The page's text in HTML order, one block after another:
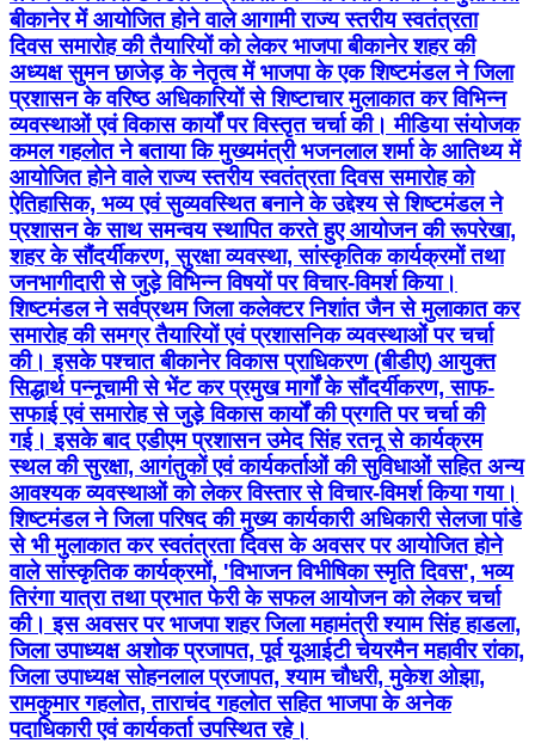
बीकानेर में आयोजित होने वाले आगामी राज्य स्तरीय स्वतंत्रता
दिवस समारोह की तैयारियों को लेकर भाजपा बीकानेर शहर की
अध्यक्ष सुमन छाजेड़ के नेतृत्व में भाजपा के एक शिष्टमंडल ने जिला
प्रशासन के वरिष्ठ अधिकारियों से शिष्टाचार मुलाकात कर विभिन्न
व्यवस्थाओं एवं विकास कार्यों पर विस्तृत चर्चा की। मीडिया संयोजक
कमल गहलोत ने बताया कि मुख्यमंत्री भजनलाल शर्मा के आतिथ्य में
आयोजित होने वाले राज्य स्तरीय स्वतंत्रता दिवस समारोह को
ऐतिहासिक, भव्य एवं सुव्यवस्थित बनाने के उद्देश्य से शिष्टमंडल ने
प्रशासन के साथ समन्वय स्थापित करते हुए आयोजन की रूपरेखा,
शहर के सौंदर्यीकरण, सुरक्षा व्यवस्था, सांस्कृतिक कार्यक्रमों तथा
जनभागीदारी से जुड़े विभिन्न विषयों पर विचार-विमर्श किया।
शिष्टमंडल ने सर्वप्रथम जिला कलेक्टर निशांत जैन से मुलाकात कर
समारोह की समग्र तैयारियों एवं प्रशासनिक व्यवस्थाओं पर चर्चा
की। इसके पश्चात बीकानेर विकास प्राधिकरण (बीडीए) आयुक्त
सिद्धार्थ पन्नूचामी से भेंट कर प्रमुख मार्गों के सौंदर्यीकरण, साफ-
सफाई एवं समारोह से जुड़े विकास कार्यों की प्रगति पर चर्चा की
गई। इसके बाद एडीएम प्रशासन उमेद सिंह रतनू से कार्यक्रम
स्थल की सुरक्षा, आगंतुकों एवं कार्यकर्ताओं की सुविधाओं सहित अन्य
आवश्यक व्यवस्थाओं को लेकर विस्तार से विचार-विमर्श किया गया।
शिष्टमंडल ने जिला परिषद की मुख्य कार्यकारी अधिकारी सेलजा पांडे
से भी मुलाकात कर स्वतंत्रता दिवस के अवसर पर आयोजित होने
वाले सांस्कृतिक कार्यक्रमों, 'विभाजन विभीषिका स्मृति दिवस', भव्य
तिरंगा यात्रा तथा प्रभात फेरी के सफल आयोजन को लेकर चर्चा
की। इस अवसर पर भाजपा शहर जिला महामंत्री श्याम सिंह हाडला,
जिला उपाध्यक्ष अशोक प्रजापत, पूर्व यूआईटी चेयरमैन महावीर रांका,
जिला उपाध्यक्ष सोहनलाल प्रजापत, श्याम चौधरी, मुकेश ओझा,
रामकुमार गहलोत, ताराचंद गहलोत सहित भाजपा के अनेक
पदाधिकारी एवं कार्यकर्ता उपस्थित रहे।